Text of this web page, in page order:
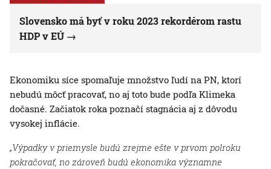
Slovensko má byť v roku 2023 rekordérom rastu
HDP v EÚ
Ekonomiku síce spomaľuje množstvo ľudí na PN, ktorí
nebudú môcť pracovať, no aj toto bude podľa Klimeka
dočasné. Začiatok roka poznačí stagnácia aj z dôvodu
vysokej inflácie.
„Výpadky v priemysle budú zrejme ešte v prvom polroku
pokračovať, no zároveň budú ekonomika významne